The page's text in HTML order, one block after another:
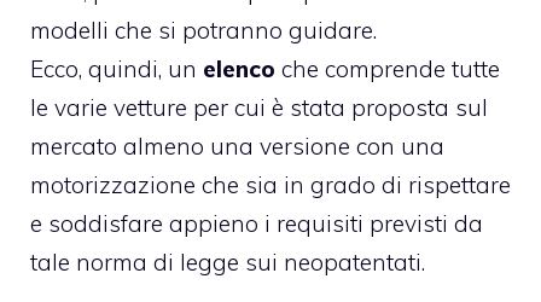
modelli che si potranno guidare.
Ecco, quindi, un elenco che comprende tutte
le varie vetture per cui è stata proposta sul
mercato almeno una versione con una
motorizzazione che sia in grado di rispettare
e soddisfare appieno i requisiti previsti da
tale norma di legge sui neopatentati.